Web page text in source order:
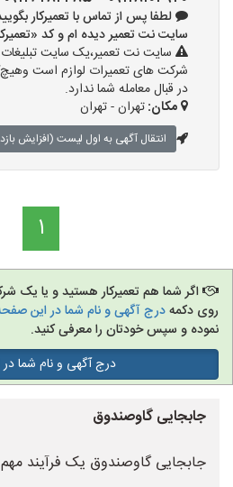
لطفا پس از تماس با تعمیرکار
سایت نت تعمیر دیده ام و کد «تعمیرکار-64» را اعلام
سایت نت تعمیر،یک سایت
شرکت های تعمیرات لوازم است
در قبال معامله شما ندارد.
مکان:تهران - تهران
انتقال آگهی به اول لیست (افزایش
1
اگر شما هم تعمیرکار هستید و یا یک
روی دکمهدرج آگهی و نام شما در این
نموده و سپس خودتان را معرفی کنید.
درج آگهی و نام شما
جابجایی گاوصندوق
جابجایی گاوصندوق یک فرآیند